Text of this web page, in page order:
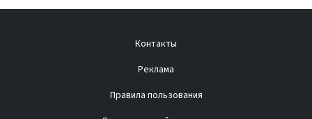
Контакты
Реклама
Правила пользования